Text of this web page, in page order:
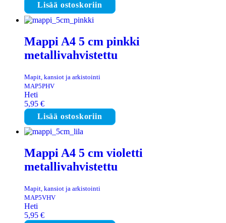
Lisää ostoskoriin
Mappi A4 5 cm pinkki
metallivahvistettu
Mapit, kansiot ja arkistointi
MAP5PHV
Heti
5,95 €
Lisää ostoskoriin
Mappi A4 5 cm violetti
metallivahvistettu
Mapit, kansiot ja arkistointi
MAP5VHV
Heti
5,95 €